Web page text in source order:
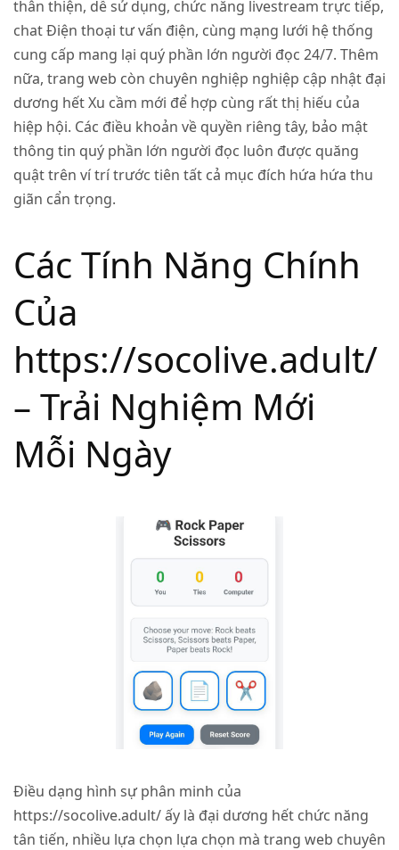
thân thiện, dễ sử dụng, chức năng livestream trực tiếp,
chat Điện thoại tư vấn điện, cùng mạng lưới hệ thống
cung cấp mang lại quý phần lớn người đọc 24/7. Thêm
nữa, trang web còn chuyên nghiệp nghiệp cập nhật đại
dương hết Xu cầm mới để hợp cùng rất thị hiếu của
hiệp hội. Các điều khoản về quyền riêng tây, bảo mật
thông tin quý phần lớn người đọc luôn được quăng
quật trên ví trí trước tiên tất cả mục đích hứa hứa thu
giãn cẩn trọng.
Các Tính Năng Chính
Của
https://socolive.adult/
– Trải Nghiệm Mới
Mỗi Ngày
Điều dạng hình sự phân minh của
https://socolive.adult/ấy là đại dương hết chức năng
tân tiến, nhiều lựa chọn lựa chọn mà trang web chuyên